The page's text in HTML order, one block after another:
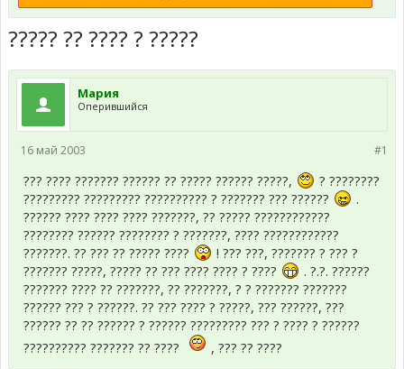
????? ?? ???? ? ?????
Мария
Оперившийся
#1
16 май 2003
??? ???? ??????? ?????? ?? ????? ?????? ?????,
? ????????
????????? ????????? ?????????? ? ??????? ??? ??????
.
?????? ???? ???? ???? ???????, ?? ????? ????????????
???????? ?????? ???????? ? ???????, ???? ????????????
???????. ?? ??? ?? ????? ????
! ??? ???, ??????? ? ??? ?
??????? ?????, ????? ?? ??? ???? ???? ? ????
. ?.?. ??????
??????? ???? ?? ???????, ?? ???????, ? ? ??????? ???????
?????? ??? ? ??????. ?? ??? ???? ? ?????, ??? ??????, ???
?????? ?? ?? ?????? ? ?????? ????????? ??? ? ???? ? ??????
?????????? ??????? ?? ????
, ??? ?? ????